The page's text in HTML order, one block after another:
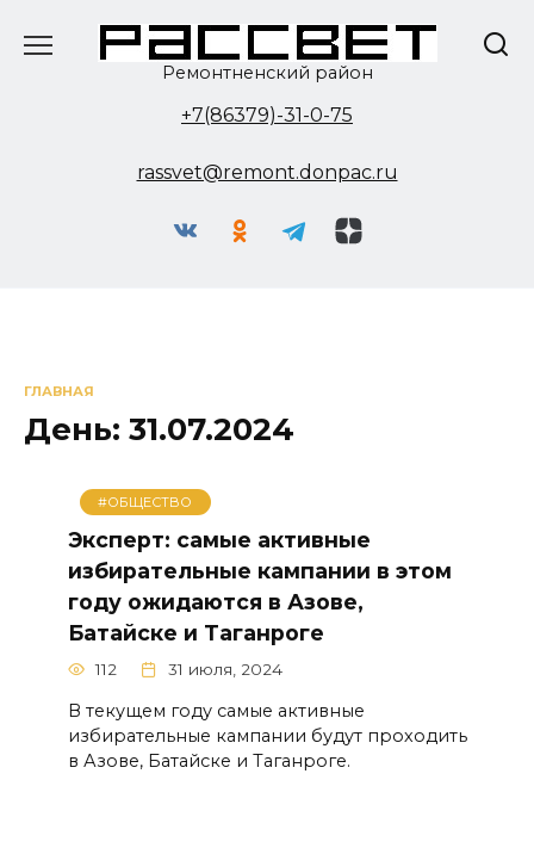
Ремонтненский район
+7(86379)-31-0-75
rassvet@remont.donpac.ru
ГЛАВНАЯ
День: 31.07.2024
#ОБЩЕСТВО
Эксперт: самые активные
избирательные кампании в этом
году ожидаются в Азове,
Батайске и Таганроге
112 31 июля, 2024
В текущем году самые активные
избирательные кампании будут проходить
в Азове, Батайске и Таганроге.